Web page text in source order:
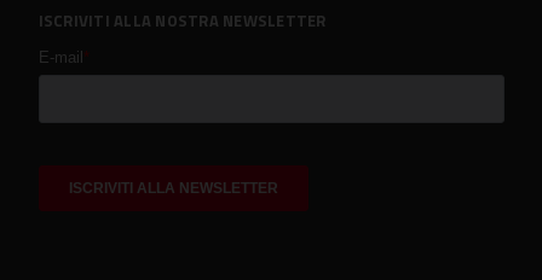
ISCRIVITI ALLA NOSTRA NEWSLETTER